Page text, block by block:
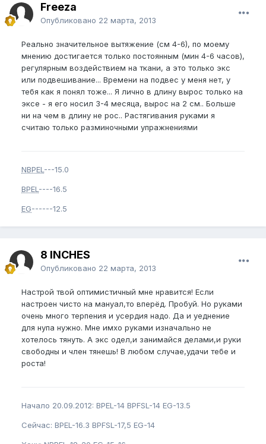
Freeza
Опубликовано 22 марта, 2013
Реально значительное вытяжение (см 4-6), по моему
мнению достигается только постоянным (мин 4-6 часов),
регулярным воздействием на ткани, а это только экс
или подвешивание... Времени на подвес у меня нет, у
тебя как я понял тоже... Я лично в длину вырос только на
эксе - я его носил 3-4 месяца, вырос на 2 см.. Больше
ни на чем в длину не рос.. Растягивания руками я
считаю только разминочными упражнениями
NBPEL ---15.0
BPEL ----16.5
EG------12.5
8 INCHES
Опубликовано 22 марта, 2013
Настрой твой оптимистичный мне нравится! Если
настроен чисто на мануал,то вперёд. Пробуй. Но руками
очень много терпения и усердия надо. Да и уеднение
для нупа нужно. Мне имхо руками изначально не
хотелось тянуть. А экс одел,и занимайся делами,и руки
свободны и член тянешь! В любом случае,удачи тебе и
роста!
Начало 20.09.2012: BPEL-14 BPFSL-14 EG-13.5
Сейчас: BPEL-16.3 BPFSL-17,5 EG-14